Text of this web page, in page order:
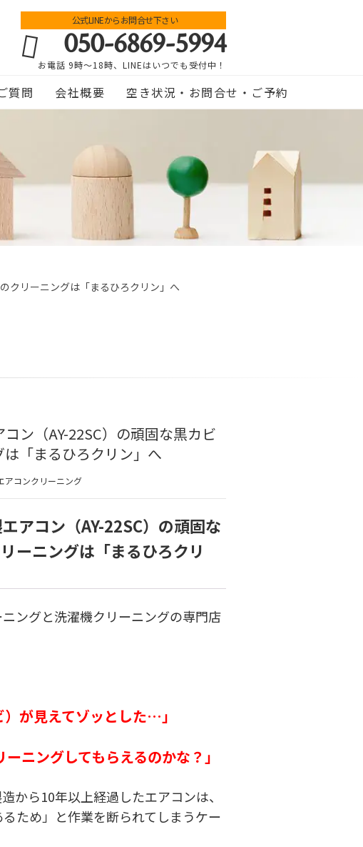
公式LINEからお問合せ下さい
050-6869-5994
お電話 9時～18時、LINEはいつでも受付中！
質問 会社概要 空き状況・お問合せ・ご予約
クリーニングは「まるひろクリン」へ
ン（AY-22SC）の頑固な黒カビ
「まるひろクリン」へ
アコンクリーニング
アコン（AY-22SC）の頑固な
ーニングは「まるひろクリ
ングと洗濯機クリーニングの専門店
が見えてゾッとした…」
ニングしてもらえるのかな？」
から10年以上経過したエアコンは、
ため」と作業を断られてしまうケー